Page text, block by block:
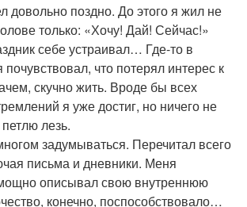
довольно поздно. До этого я жил не
только: «Хочу! Дай! Сейчас!»
себе устраивал… Где-то в
почувствовал, что потерял интерес к
скучно жить. Вроде бы всех
я уже достиг, но ничего не
лезь.
задумываться. Перечитал всего
письма и дневники. Меня
описывал свою внутреннюю
конечно, поспособствовало…